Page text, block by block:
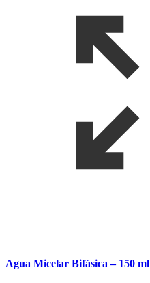
Agua Micelar Bifásica – 150 ml